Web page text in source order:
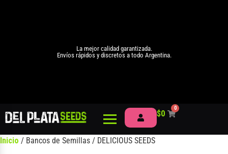
La mejor calidad garantizada.
Envíos rápidos y discretos a todo Argentina.
$0
0
Inicio / Bancos de Semillas / DELICIOUS SEEDS